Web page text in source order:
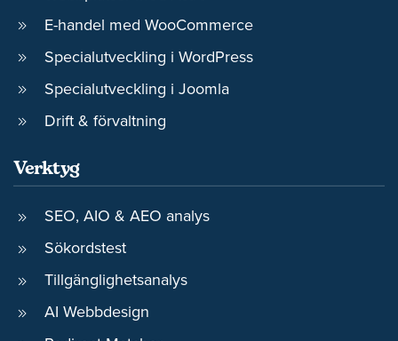
E-handel med WooCommerce
Specialutveckling i WordPress
Specialutveckling i Joomla
Drift & förvaltning
Verktyg
SEO, AIO & AEO analys
Sökordstest
Tillgänglighetsanalys
AI Webbdesign